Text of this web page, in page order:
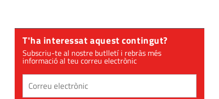
T'ha interessat aquest contingut?
Subscriu-te al nostre butlletí i rebràs més
informació al teu correu electrònic